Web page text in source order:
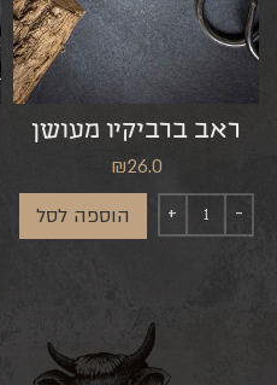
ראב ברביקיו מעושן
₪26.0
הוספה לסל